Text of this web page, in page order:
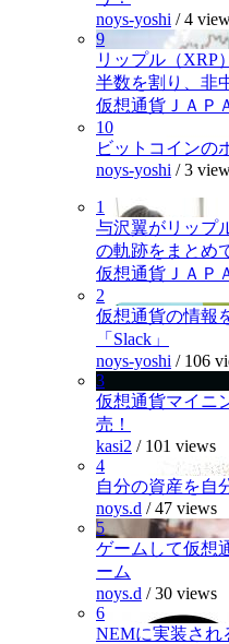
noys-yoshi /4
9
リップル（XRP
半数を割り、非
仮想通貨ＪＡＰ
10
ビットコインの
noys-yoshi /3
1
与沢翼がリップ
の軌跡をまとめ
仮想通貨ＪＡＰ
2
仮想通貨の情報
「Slack」
noys-yoshi / 106
3
仮想通貨マイニ
売！
kasi2 / 101 views
4
自分の資産を自
noys.d /47 views
5
ゲームして仮想
ーム
noys.d /30 views
6
NEMに実装され